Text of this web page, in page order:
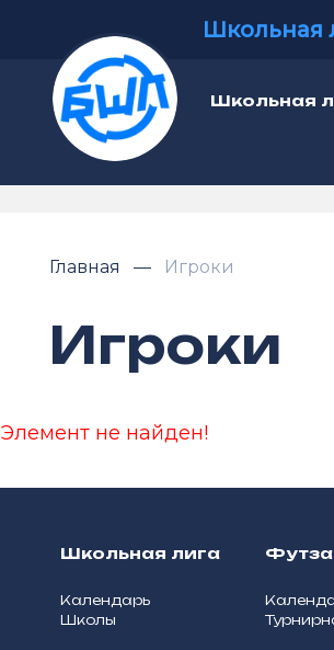
Школьная
Школьная
Главная Игроки
Игроки
Элемент не найден!
Школьная лига
Календарь
Школы